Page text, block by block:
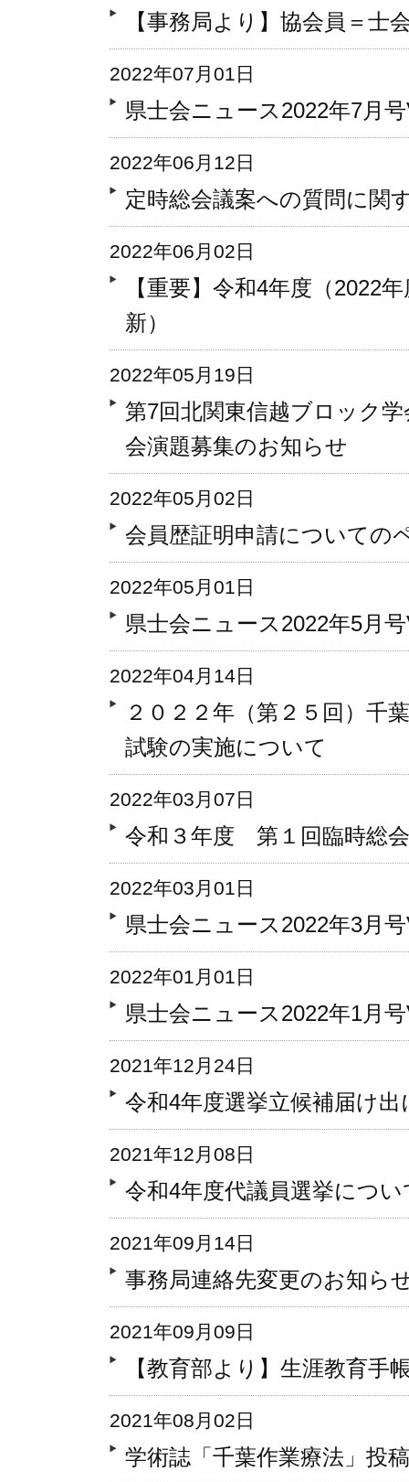
【事務局より】協会員＝
2022年07月01日
県士会ニュース2022年7月
2022年06月12日
定時総会議案への質問に関
2022年06月02日
【重要】令和4年度（2022
新）
2022年05月19日
第7回北関東信越ブロック
会演題募集のお知らせ
2022年05月02日
会員歴証明申請についての
2022年05月01日
県士会ニュース2022年5月
2022年04月14日
２０２２年（第２５回）千
試験の実施について
2022年03月07日
令和３年度 第１回臨時総
2022年03月01日
県士会ニュース2022年3月
2022年01月01日
県士会ニュース2022年1月
2021年12月24日
令和4年度選挙立候補届け
2021年12月08日
令和4年度代議員選挙につい
2021年09月14日
事務局連絡先変更のお知ら
2021年09月09日
【教育部より】生涯教育手
2021年08月02日
学術誌「千葉作業療法」投